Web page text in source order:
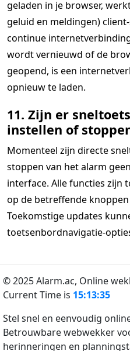
geladen in je browser,
geluid en meldingen)
continue
wordt vernieuwd of de
geopend, is een
opnieuw te laden.
11. Zijn er
instellen of
Momenteel zijn directe
stoppen van het alarm
interface. Alle functies zijn
op de betreffende
Toekomstige updates
toetsenbordnavigatie-
© 2025 Alarm.ac, Online
Current Time is 15:13:35
Stel snel en eenvoudig
Betrouwbare webwekker
herinneringen en